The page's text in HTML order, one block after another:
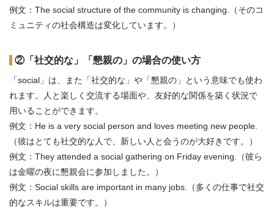
例文：The social structure of the community is changing.（そのコ
ミュニティの社会構造は変化しています。）
②「社交的な」「懇親の」の場合の使い方
「social」は、また「社交的な」や「懇親の」という意味でも使わ
れます。人と楽しく交流する場面や、友好的な関係を築く状況で
用いることができます。
例文：He is a very social person and loves meeting new people.
（彼はとても社交的な人で、新しい人と会うのが大好きです。）
例文：They attended a social gathering on Friday evening.（彼ら
は金曜の夜に懇親会に参加しました。）
例文：Social skills are important in many jobs.（多くの仕事で社交
的なスキルは重要です。）